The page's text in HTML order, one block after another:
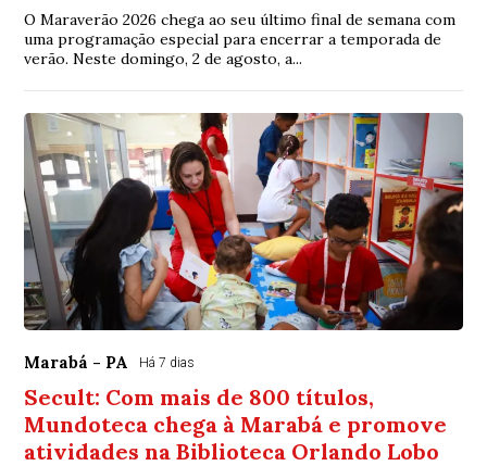
O Maraverão 2026 chega ao seu último final de semana com
uma programação especial para encerrar a temporada de
verão. Neste domingo, 2 de agosto, a...
Marabá - PA Há 7 dias
Secult: Com mais de 800 títulos,
Mundoteca chega à Marabá e promove
atividades na Biblioteca Orlando Lobo